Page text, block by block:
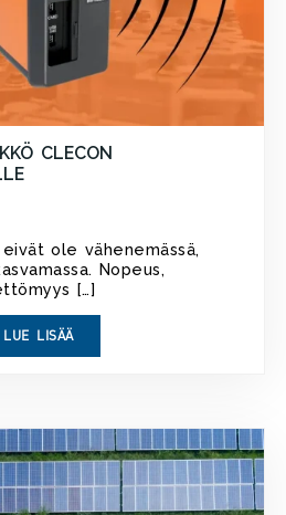
CLECON
ole vähenemässä,
Nopeus,
[…]
LUE LISÄÄ